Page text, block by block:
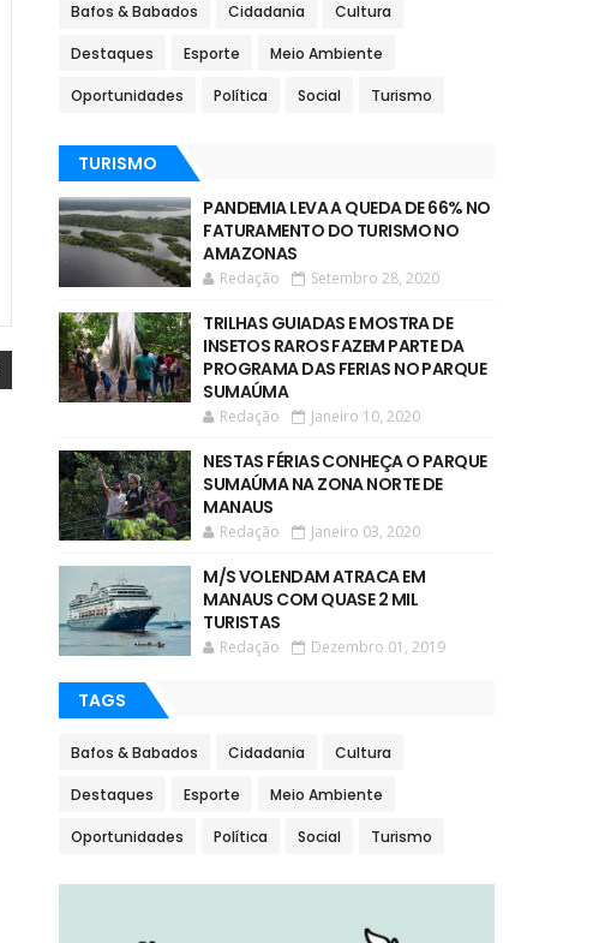
Bafos & Babados Cidadania Cultura
Destaques Esporte Meio Ambiente
Oportunidades Política Social Turismo
TURISMO
PANDEMIA LEVA A QUEDA DE 66% NO
FATURAMENTO DO TURISMO NO
AMAZONAS
Redação Setembro 28, 2020
TRILHAS GUIADAS E MOSTRA DE
INSETOS RAROS FAZEM PARTE DA
PROGRAMA DAS FERIAS NO PARQUE
SUMAÚMA
Redação Janeiro 10, 2020
NESTAS FÉRIAS CONHEÇA O PARQUE
SUMAÚMA NA ZONA NORTE DE
MANAUS
Redação Janeiro 03, 2020
M/S VOLENDAM ATRACA EM
MANAUS COM QUASE 2 MIL
TURISTAS
Redação Dezembro 01, 2019
TAGS
Bafos & Babados Cidadania Cultura
Destaques Esporte Meio Ambiente
Oportunidades Política Social Turismo